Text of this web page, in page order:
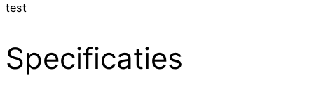
test
Specificaties